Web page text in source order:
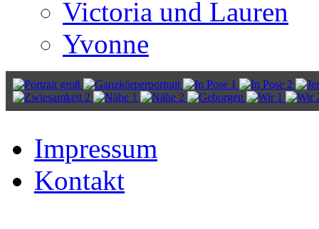
Victoria und Lauren
Yvonne
Impressum
Kontakt